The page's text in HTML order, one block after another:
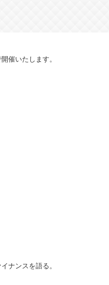
催いたします。
ナンスを語る。